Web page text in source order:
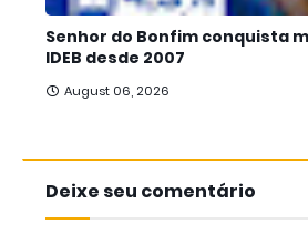
Senhor do Bonfim conquista
IDEB desde 2007
August 06, 2026
Deixe seu comentário